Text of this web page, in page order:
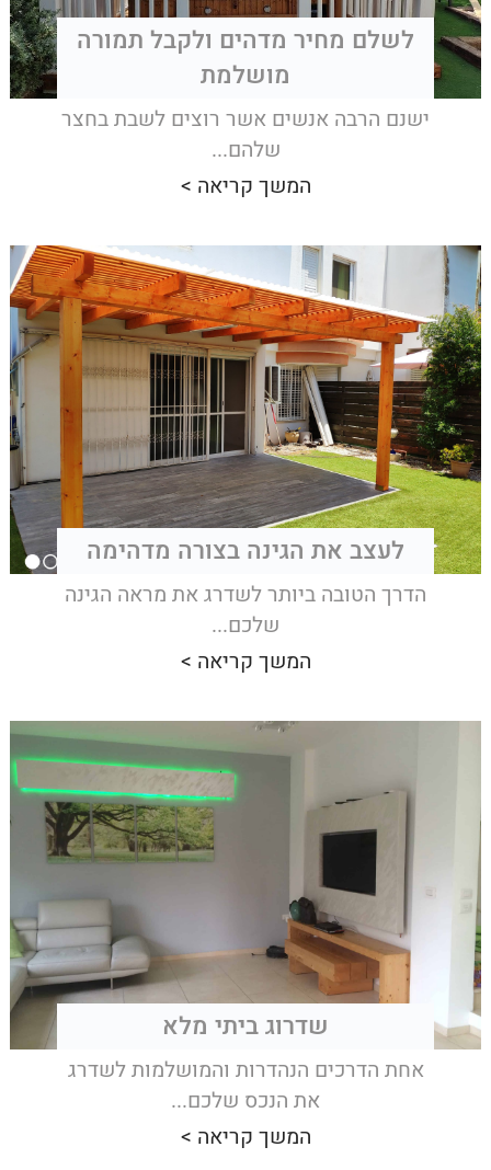
לשלם מחיר מדהים ולקבל תמורה
מושלמת
ישנם הרבה אנשים אשר רוצים לשבת בחצר
שלהם...
המשך קריאה >
לעצב את הגינה בצורה מדהימה
הדרך הטובה ביותר לשדרג את מראה הגינה
שלכם...
המשך קריאה >
שדרוג ביתי מלא
אחת הדרכים הנהדרות והמושלמות לשדרג
את הנכס שלכם...
המשך קריאה >